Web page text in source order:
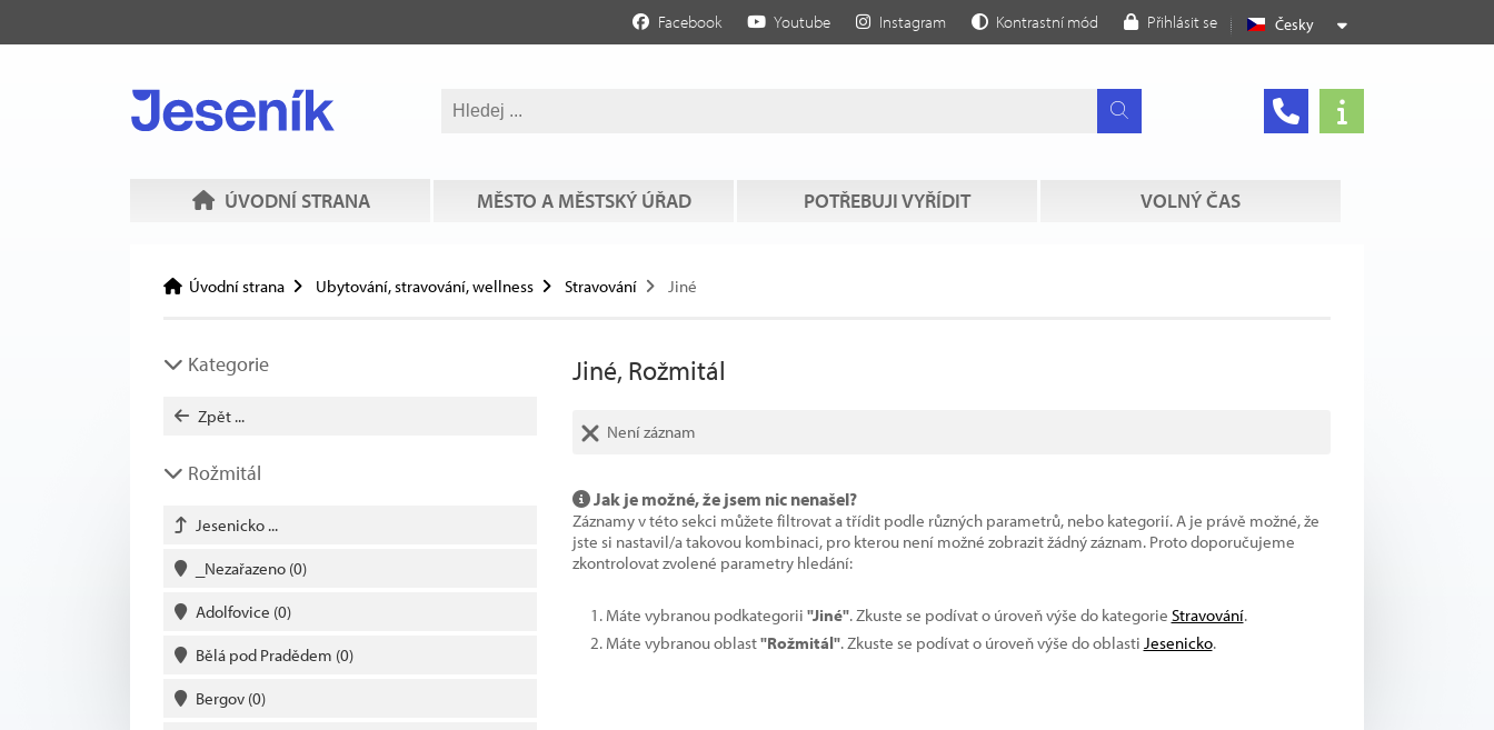
Česky
Facebook Youtube Instagram Kontrastní mód Přihlásit se
ÚVODNÍ STRANA MĚSTO A MĚSTSKÝ ÚŘAD POTŘEBUJI VYŘÍDIT VOLNÝ ČAS
Úvodní strana Ubytování, stravování, wellness Stravování Jiné
Kategorie
Zpět ...
Rožmitál
Jesenicko ...
_Nezařazeno (0)
Adolfovice (0)
Bělá pod Pradědem (0)
Bergov (0)
Jiné, Rožmitál
Není záznam
Jak je možné, že jsem nic nenašel?
Záznamy v této sekci můžete filtrovat a třídit podle různých parametrů, nebo kategorií. A je právě možné, že
jste si nastavil/a takovou kombinaci, pro kterou není možné zobrazit žádný záznam. Proto doporučujeme
zkontrolovat zvolené parametry hledání:
Máte vybranou podkategorii "Jiné". Zkuste se podívat o úroveň výše do kategorie Stravování.
Máte vybranou oblast"Rožmitál". Zkuste se podívat o úroveň výše do oblasti Jesenicko.